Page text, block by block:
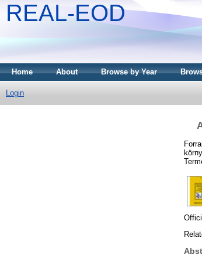
REAL-EOD
Home About Browse by Year
Login